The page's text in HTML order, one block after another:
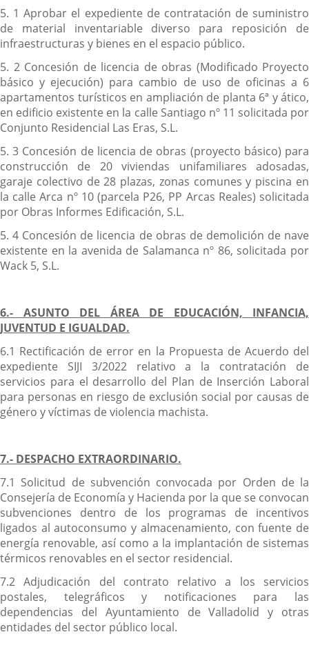
5. 1 Aprobar el expediente de contratación de suministro
de material inventariable diverso para reposición de
infraestructuras y bienes en el espacio público.
5. 2 Concesión de licencia de obras (Modificado Proyecto
básico y ejecución) para cambio de uso de oficinas a 6
apartamentos turísticos en ampliación de planta 6ª y ático,
en edificio existente en la calle Santiago nº 11 solicitada por
Conjunto Residencial Las Eras, S.L.
5. 3 Concesión de licencia de obras (proyecto básico) para
construcción de 20 viviendas unifamiliares adosadas,
garaje colectivo de 28 plazas, zonas comunes y piscina en
la calle Arca nº 10 (parcela P26, PP Arcas Reales) solicitada
por Obras Informes Edificación, S.L.
5. 4 Concesión de licencia de obras de demolición de nave
existente en la avenida de Salamanca nº 86, solicitada por
Wack 5, S.L.
6.- ASUNTO DEL ÁREA DE EDUCACIÓN, INFANCIA,
JUVENTUD E IGUALDAD.
6.1 Rectificación de error en la Propuesta de Acuerdo del
expediente SIJI 3/2022 relativo a la contratación de
servicios para el desarrollo del Plan de Inserción Laboral
para personas en riesgo de exclusión social por causas de
género y víctimas de violencia machista.
7.- DESPACHO EXTRAORDINARIO.
7.1 Solicitud de subvención convocada por Orden de la
Consejería de Economía y Hacienda por la que se convocan
subvenciones dentro de los programas de incentivos
ligados al autoconsumo y almacenamiento, con fuente de
energía renovable, así como a la implantación de sistemas
térmicos renovables en el sector residencial.
7.2 Adjudicación del contrato relativo a los servicios
postales, telegráficos y notificaciones para las
dependencias del Ayuntamiento de Valladolid y otras
entidades del sector público local.